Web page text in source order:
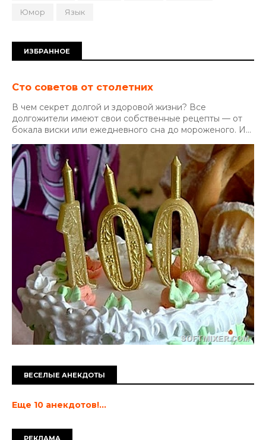
Юмор Язык
ИЗБРАННОЕ
Сто советов от столетних
В чем секрет долгой и здоровой жизни? Все
долгожители имеют свои собственные рецепты — от
бокала виски или ежедневного сна до мороженого. И...
ВЕСЕЛЫЕ АНЕКДОТЫ
Еще 10 анекдотов!...
РЕКЛАМА